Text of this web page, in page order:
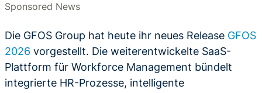
Sponsored News
Die GFOS Group hat heute ihr neues Release GFOS
2026 vorgestellt. Die weiterentwickelte SaaS-
Plattform für Workforce Management bündelt
integrierte HR-Prozesse, intelligente